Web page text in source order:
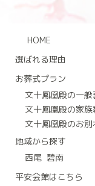
HOME
選ばれる理由
お葬式プラン
文十鳳凰殿の一般
文十鳳凰殿の家族
文十鳳凰殿のお別
地域から探す
西尾 碧南
平安会館はこちら